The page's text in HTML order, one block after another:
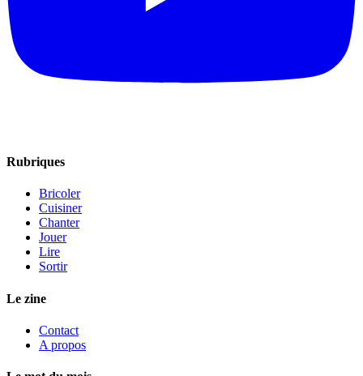
Rubriques
Bricoler
Cuisiner
Chanter
Jouer
Lire
Sortir
Le zine
Contact
A propos